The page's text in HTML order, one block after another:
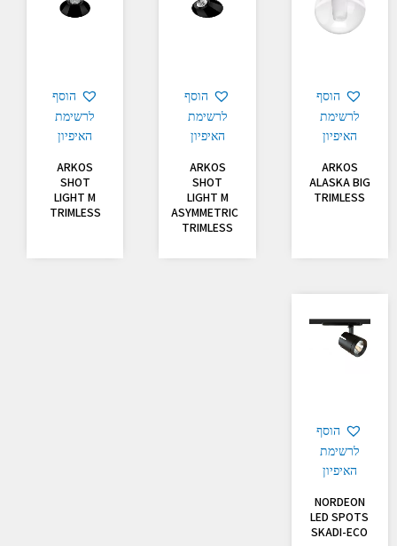
הוסף
לרשימת
האיפיון
ARKOS
ALASKA BIG
TRIMLESS
הוסף
לרשימת
האיפיון
ARKOS
SHOT
LIGHT M
ASYMMETRIC
TRIMLESS
הוסף
לרשימת
האיפיון
ARKOS
SHOT
LIGHT M
TRIMLESS
הוסף
לרשימת
האיפיון
NORDEON
LED SPOTS
SKADI-ECO